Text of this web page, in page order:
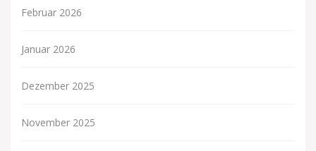
Februar 2026
Januar 2026
Dezember 2025
November 2025